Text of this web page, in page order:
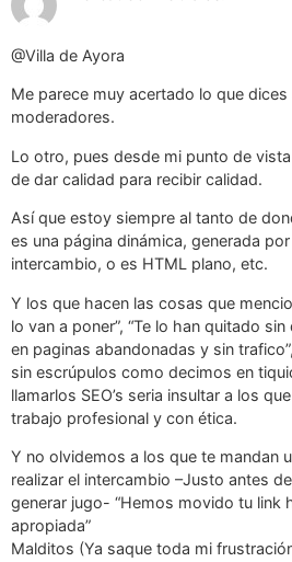
@Villa de Ayora
Me parece muy acertado lo que dices
moderadores.
Lo otro, pues desde mi punto de
de dar calidad para recibir calidad.
Así que estoy siempre al tanto de
es una página dinámica, generada
intercambio, o es HTML plano, etc.
Y los que hacen las cosas que
lo van a poner”, “Te lo han quitado sin
en paginas abandonadas y sin
sin escrúpulos como decimos en
llamarlos SEO’s seria insultar a los
trabajo profesional y con ética.
Y no olvidemos a los que te mandan
realizar el intercambio –Justo antes
generar jugo- “Hemos movido tu link
apropiada”
Malditos (Ya saque toda mi